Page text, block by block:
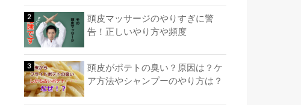
頭皮マッサージのやりすぎに警
告！正しいやり方や頻度
頭皮がポテトの臭い？原因は？ケ
ア方法やシャンプーのやり方は？